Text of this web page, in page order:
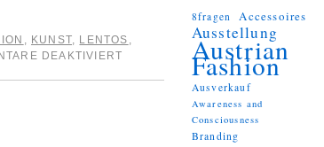
, KUNST, LENTOS ,
DEAKTIVIERT
8fragen Accessoires
Ausstellung
Austrian
Fashion
Ausverkauf
Awareness and
Consciousness
Branding